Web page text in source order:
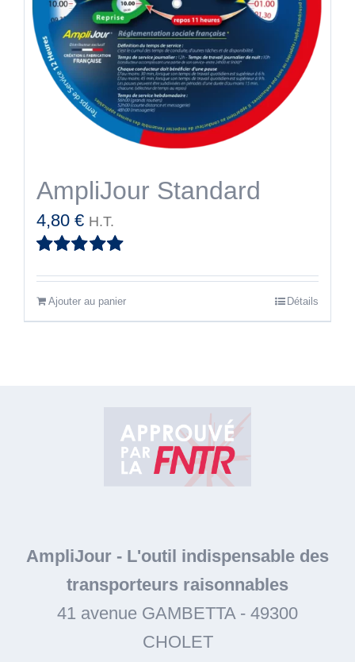
AmpliJour Standard
5
4,80 € H.T.
Ajouter au panier Détails
AmpliJour - L'outil indispensable des
transporteurs raisonnables
41 avenue GAMBETTA- 49300
CHOLET